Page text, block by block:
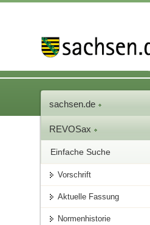
sachsen.de
REVOSax
Einfache Suche
Vorschrift
Aktuelle Fassung
Normenhistorie